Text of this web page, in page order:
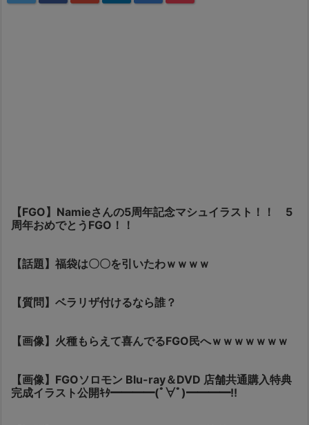
【FGO】Namieさんの5周年記念マシュイラスト！！ 5
周年おめでとうFGO！！
【話題】福袋は〇〇を引いたわｗｗｗｗ
【質問】ベラリザ付けるなら誰？
【画像】火種もらえて喜んでるFGO民へｗｗｗｗｗｗｗ
【画像】FGOソロモン Blu-ray＆DVD 店舗共通購入特典
完成イラスト公開ｷﾀ━━━━(ﾟ∀ﾟ)━━━━!!